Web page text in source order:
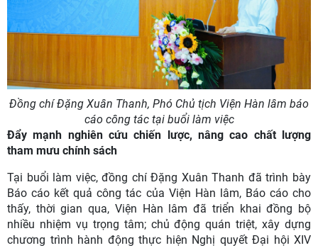
Đồng chí Đặng Xuân Thanh, Phó Chủ tịch Viện Hàn lâm báo
cáo công tác tại buổi làm việc
Đẩy mạnh nghiên cứu chiến lược, nâng cao chất lượng
tham mưu chính sách
Tại buổi làm việc, đồng chí Đặng Xuân Thanh đã trình bày
Báo cáo kết quả công tác của Viện Hàn lâm, Báo cáo cho
thấy, thời gian qua, Viện Hàn lâm đã triển khai đồng bộ
nhiều nhiệm vụ trọng tâm; chủ động quán triệt, xây dựng
chương trình hành động thực hiện Nghị quyết Đại hội XIV